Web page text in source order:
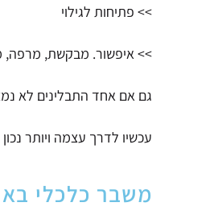
>> פתיחות לגילוי
>> איפשור. מבקשת,
גם אם אחד התבלינים לא
עכשיו לדרך עצמה ויותר
משבר כלכלי